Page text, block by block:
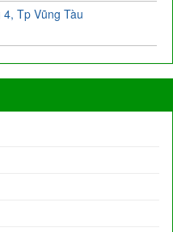
Tp Vũng Tàu